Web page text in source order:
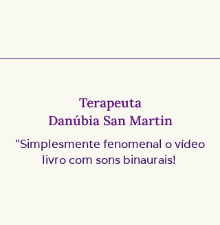
Terapeuta
Danúbia San Martin
"Simplesmente fenomenal o vídeo
livro com sons binaurais!